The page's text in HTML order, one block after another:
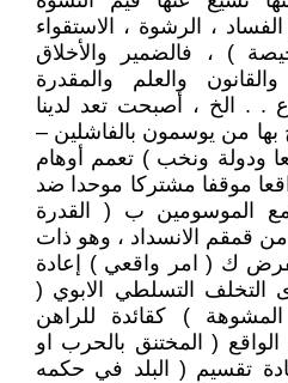
، الرشوة ، الاستقواء
) ، فالضمير والأخلاق
والعلم والمقدرة
. . الخ ، أصبحت تعد لدينا
من يوسمون بالفاشلين –
ودولة ونخب ) تعمم أوهام
موقفا مشتركا موحدا ضد
الموسومين ب ( القدرة
من قمقم الانسداد ، وهو ذات
ك ( امر واقعي ) إعادة
التخلف التسلطي الابوي (
) كقائدة للراهن
( المختنق بالحرب او
تقسيم ( البلد في حكمه